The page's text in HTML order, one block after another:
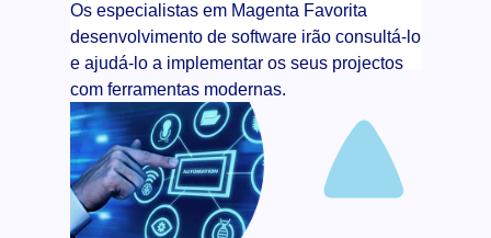
Os especialistas em Magenta Favorita
desenvolvimento de software irão consultá-lo
e ajudá-lo a implementar os seus projectos
com ferramentas modernas.